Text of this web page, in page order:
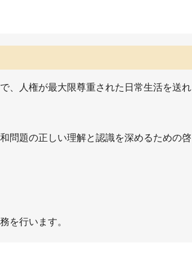
、人権が最大限尊重された日常生活を送れ
問題の正しい理解と認識を深めるための啓
を行います。